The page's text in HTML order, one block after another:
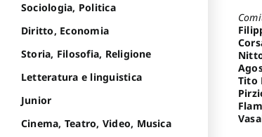
Tito
Sociologia, Politica
Diritto, Economia
Storia, Filosofia, Religione
Letteratura e linguistica
Junior
Cinema, Teatro, Video, Musica